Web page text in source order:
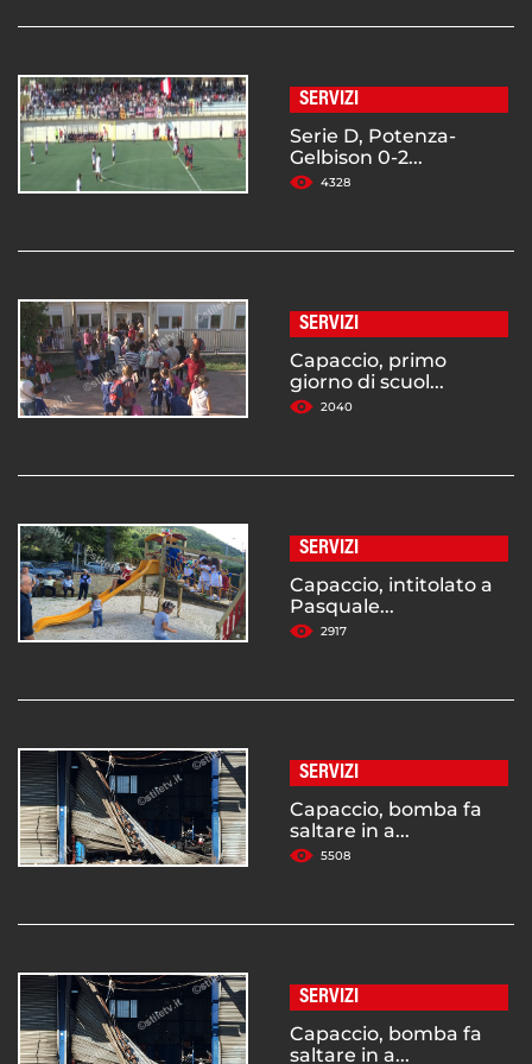
SERVIZI
Serie D, Potenza-
Gelbison 0-2...
4328
SERVIZI
Capaccio, primo
giorno di scuol...
2040
SERVIZI
Capaccio, intitolato a
Pasquale...
2917
SERVIZI
Capaccio, bomba fa
saltare in a...
5508
SERVIZI
Capaccio, bomba fa
saltare in a...